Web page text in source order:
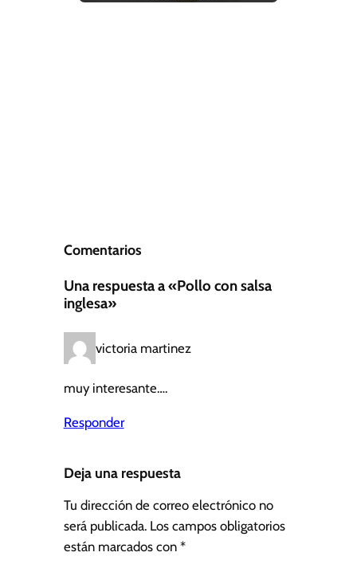
Comentarios
Una respuesta a «Pollo con salsa
inglesa»
victoria martinez
muy interesante….
Responder
Deja una respuesta
Tu dirección de correo electrónico no
será publicada. Los campos obligatorios
están marcados con *